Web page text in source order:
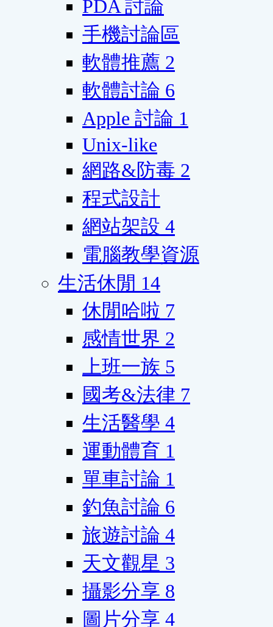
PDA 討論
手機討論區
軟體推薦 2
軟體討論 6
Apple 討論 1
Unix-like
網路&防毒 2
程式設計
網站架設 4
電腦教學資源
生活休閒 14
休閒哈啦 7
感情世界 2
上班一族 5
國考&法律 7
生活醫學 4
運動體育 1
單車討論 1
釣魚討論 6
旅遊討論 4
天文觀星 3
攝影分享 8
圖片分享 4